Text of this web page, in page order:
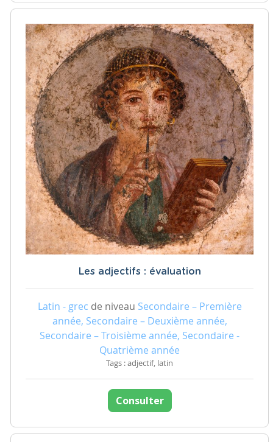
Les adjectifs : évaluation
Latin - grec de niveau Secondaire – Première
année, Secondaire – Deuxième année,
Secondaire – Troisième année, Secondaire -
Quatrième année
Tags : adjectif, latin
Consulter